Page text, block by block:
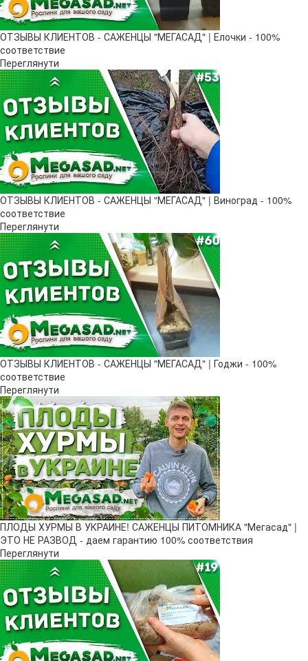
ОТЗЫВЫ КЛИЕНТОВ - САЖЕНЦЫ "МЕГАСАД" | Елочки - 100%
соответствие
Переглянути
ОТЗЫВЫ КЛИЕНТОВ - САЖЕНЦЫ "МЕГАСАД" | Виноград - 100%
соответствие
Переглянути
ОТЗЫВЫ КЛИЕНТОВ - САЖЕНЦЫ "МЕГАСАД" | Годжи - 100%
соответствие
Переглянути
ПЛОДЫ ХУРМЫ В УКРАИНЕ! САЖЕНЦЫ ПИТОМНИКА "Мегасад" |
ЭТО НЕ РАЗВОД - даем гарантию 100% соответствия
Переглянути